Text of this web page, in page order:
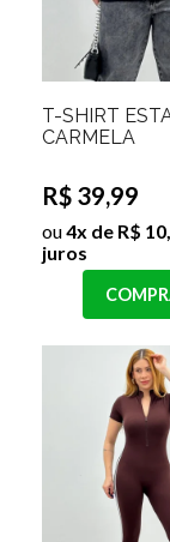
T-SHIRT
CARMELA
R$ 39,99
ou4x de R$
juros